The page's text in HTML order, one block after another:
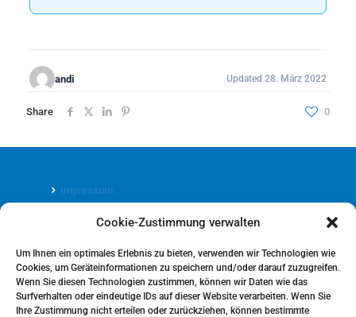
Cookie-Zustimmung verwalten
Um Ihnen ein optimales Erlebnis zu bieten, verwenden wir Technologien wie
Cookies, um Geräteinformationen zu speichern und/oder darauf zuzugreifen.
Wenn Sie diesen Technologien zustimmen, können wir Daten wie das
Surfverhalten oder eindeutige IDs auf dieser Website verarbeiten. Wenn Sie
Ihre Zustimmung nicht erteilen oder zurückziehen, können bestimmte
andi Updated 28. März 2022
Share 0
Impressum
Datenschutz